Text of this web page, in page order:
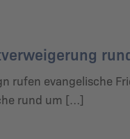
rufen evangelische
rund um […]